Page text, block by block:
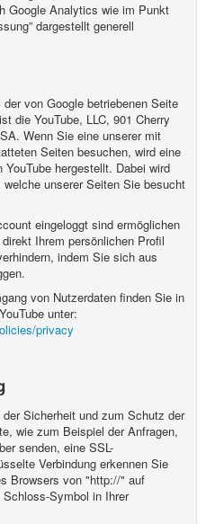
Google Analytics wie im Punkt
dargestellt generell
von Google betriebenen Seite
die YouTube, LLC, 901 Cherry
Wenn Sie eine unserer mit
Seiten besuchen, wird eine
hergestellt. Dabei wird
unserer Seiten Sie besucht
eingeloggt sind ermöglichen
Ihrem persönlichen Profil
indem Sie sich aus
von Nutzerdaten finden Sie in
unter:
privacy
Sicherheit und zum Schutz der
wie zum Beispiel der Anfragen,
senden, eine SSL-
Verbindung erkennen Sie
Browsers von "http://" auf
Symbol in Ihrer